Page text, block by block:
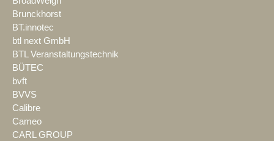
Brunckhorst
BT.innotec
btl next GmbH
BTL Veranstaltungstechnik
BÜTEC
bvft
BVVS
Calibre
Cameo
CARL GROUP